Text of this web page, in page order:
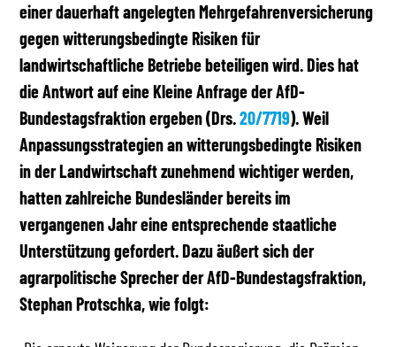
einer dauerhaft angelegten Mehrgefahrenversicherung
gegen witterungsbedingte Risiken für
landwirtschaftliche Betriebe beteiligen wird. Dies hat
die Antwort auf eine Kleine Anfrage der AfD-
Bundestagsfraktion ergeben (Drs.20/7719). Weil
Anpassungsstrategien an witterungsbedingte Risiken
in der Landwirtschaft zunehmend wichtiger werden,
hatten zahlreiche Bundesländer bereits im
vergangenen Jahr eine entsprechende staatliche
Unterstützung gefordert. Dazu äußert sich der
agrarpolitische Sprecher der AfD-Bundestagsfraktion,
Stephan Protschka, wie folgt: